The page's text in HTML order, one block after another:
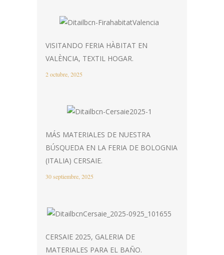
VISITANDO FERIA HÀBITAT EN
VALÈNCIA, TEXTIL HOGAR.
2 octubre, 2025
MÁS MATERIALES DE NUESTRA
BÚSQUEDA EN LA FERIA DE BOLOGNIA
(ITALIA) CERSAIE.
30 septiembre, 2025
CERSAIE 2025, GALERIA DE
MATERIALES PARA EL BAÑO.